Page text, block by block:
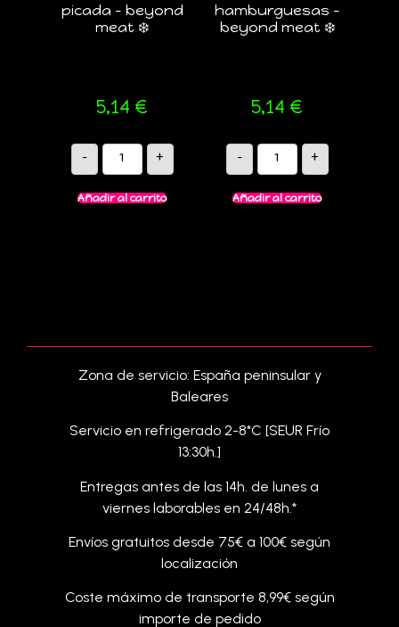
picada – beyond
meat ❄️
5,14 €
- +
Añadir al carrito
hamburguesas –
beyond meat ❄️
5,14 €
- +
Añadir al carrito
Zona de servicio: España peninsular y
Baleares
Servicio en refrigerado 2-8*C [SEUR Frío
13:30h.]
Entregas antes de las 14h. de lunes a
viernes laborables en 24/48h.*
Envíos gratuitos desde 75€ a 100€ según
localización
Coste máximo de transporte 8,99€ según
importe de pedido